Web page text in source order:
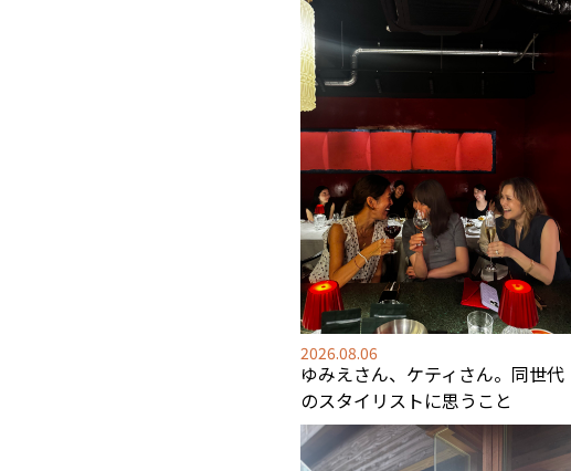
2026.08.06
ゆみえさん、ケティさん。同世代
のスタイリストに思うこと